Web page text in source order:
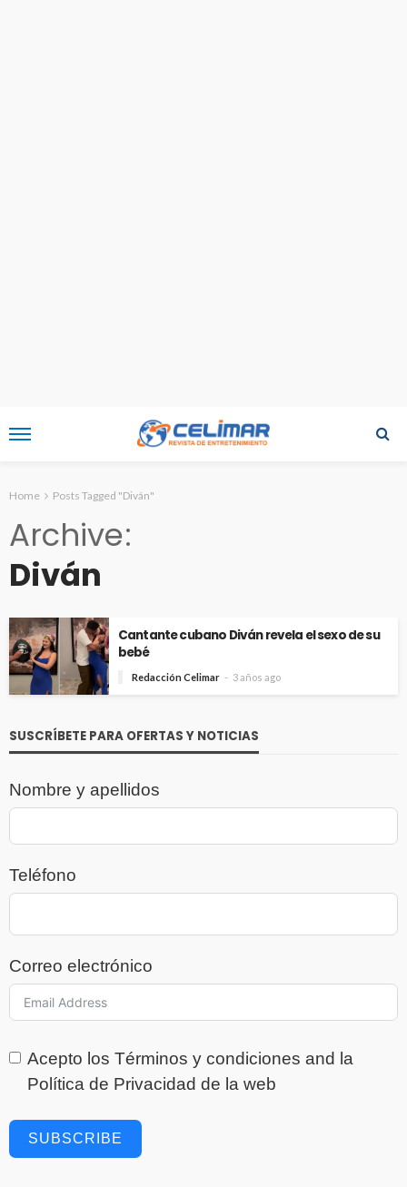
Home Posts Tagged "Diván"
Archive
Diván
Cantante cubano Diván revela el sexo de su
bebé
Redacción Celimar 3 años ago
SUSCRÍBETE PARA OFERTAS Y NOTICIAS
Nombre y apellidos
Teléfono
Correo electrónico
Acepto los Términos y condiciones and la
Política de Privacidad de la web
SUBSCRIBE